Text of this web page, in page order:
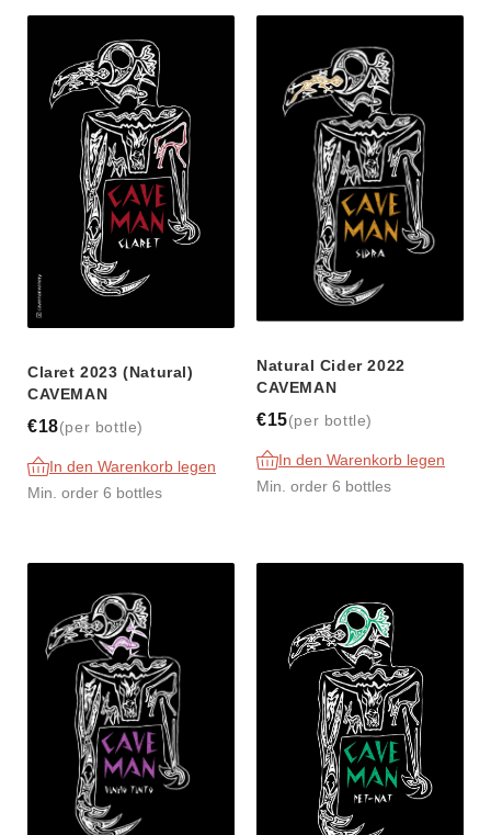
Claret 2023 (Natural)
CAVEMAN
€18(per bottle)
In den Warenkorb legen
Min. order 6 bottles
Natural Cider 2022
CAVEMAN
€15(per bottle)
In den Warenkorb legen
Min. order 6 bottles